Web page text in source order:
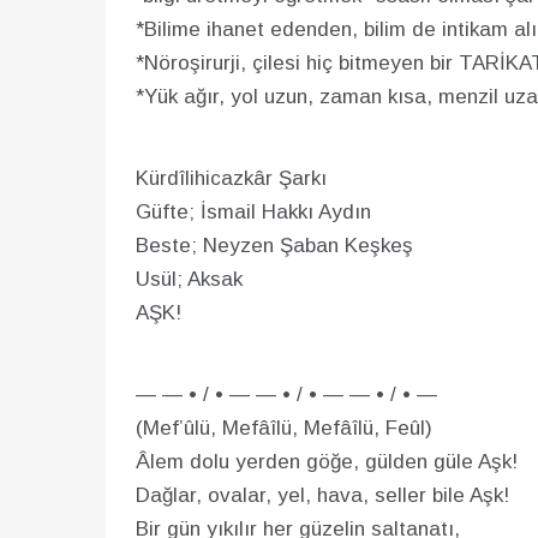
*Bilime ihanet edenden, bilim de intikam
*Nöroşirurji, çilesi hiç bitmeyen bir
*Yük ağır, yol uzun, zaman kısa, menzil
Kürdîlihicazkâr Şarkı
Güfte; İsmail Hakkı Aydın
Beste; Neyzen Şaban Keşkeş
Usül; Aksak
AŞK!
— — • / • — — • / • — — • / • —
(Mef’ûlü, Mefâîlü, Mefâîlü, Feûl)
Âlem dolu yerden göğe, gülden güle Aşk!
Dağlar, ovalar, yel, hava, seller bile Aşk!
Bir gün yıkılır her güzelin saltanatı,